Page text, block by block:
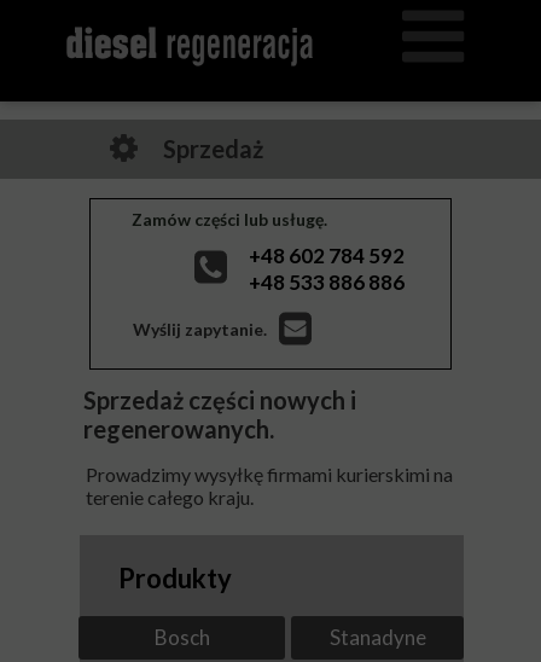
Prowadzimy wysyłkę firmami kurierskimi na
terenie całego kraju.
Sprzedaż części nowych i
regenerowanych.
+48 602 784 592
+48 533 886 886
Wyślij zapytanie.
Zamów części lub usługę.
Sprzedaż
Produkty
Bosch
Stanadyne